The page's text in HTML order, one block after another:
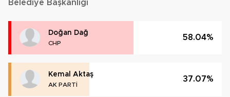
Belediye Başkanlığı
Doğan Dağ
CHP
58.04%
Kemal Aktaş
AK PARTİ
37.07%